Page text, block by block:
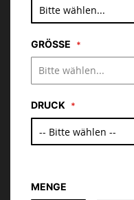
GRÖSSE
DRUCK
MENGE